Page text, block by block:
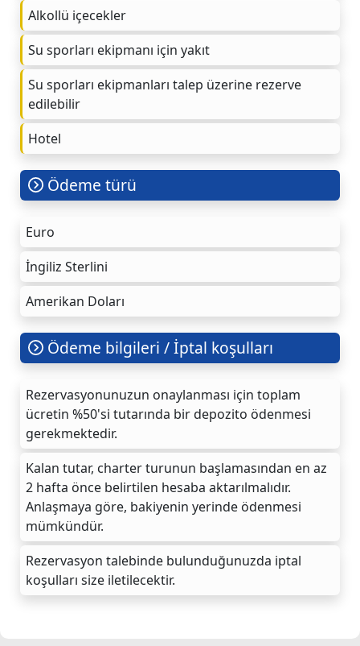
Alkollü içecekler
Su sporları ekipmanı için yakıt
Su sporları ekipmanları talep üzerine rezerve
edilebilir
Hotel
Ödeme türü
Euro
İngiliz Sterlini
Amerikan Doları
Ödeme bilgileri / İptal koşulları
Rezervasyonunuzun onaylanması için toplam
ücretin %50'si tutarında bir depozito ödenmesi
gerekmektedir.
Kalan tutar, charter turunun başlamasından en az
2 hafta önce belirtilen hesaba aktarılmalıdır.
Anlaşmaya göre, bakiyenin yerinde ödenmesi
mümkündür.
Rezervasyon talebinde bulunduğunuzda iptal
koşulları size iletilecektir.